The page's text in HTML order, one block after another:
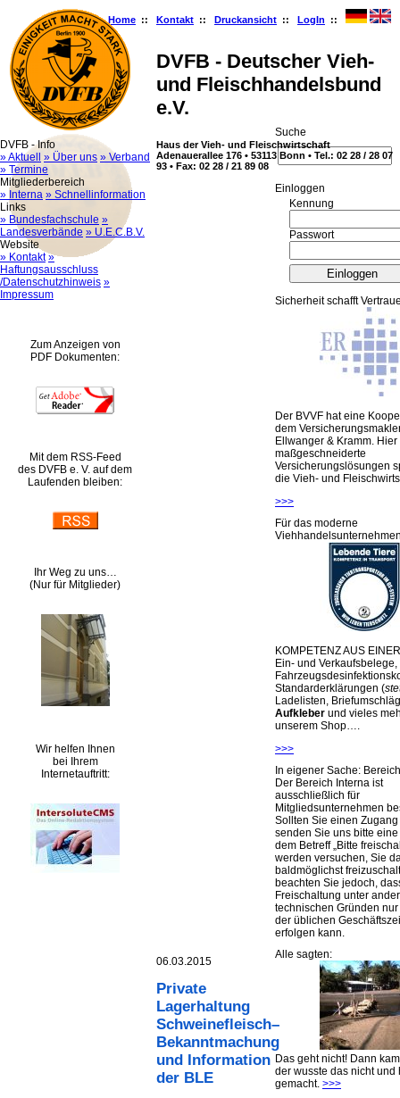
Home :: Kontakt :: Druckansicht :: LogIn ::
DVFB - Deutscher Vieh-
und Fleischhandelsbund
e.V.
Haus der Vieh- und Fleischwirtschaft
Adenauerallee 176 • 53113 Bonn • Tel.: 02 28 / 28 07
93 • Fax: 02 28 / 21 89 08
DVFB - Info
» Aktuell
» Über uns » Verband
» Termine
Mitgliederbereich
» Interna » Schnellinformation
Links
» Bundesfachschule »
Landesverbände » U.E.C.B.V.
Website
» Kontakt »
Haftungsausschluss
/Datenschutzhinweis »
Impressum
Zum Anzeigen von
PDF Dokumenten:
Mit dem RSS-Feed
des DVFB e. V. auf dem
Laufenden bleiben:
Ihr Weg zu uns…
(Nur für Mitglieder)
Wir helfen Ihnen
bei Ihrem
Internetauftritt:
06.03.2015
Private
Lagerhaltung
Schweinefleisch–
Bekanntmachung
und Information
der BLE
Suche
Ein­log­gen
Kennung
Passwort
Sicherheit schafft
Der BVVF hat eine
dem
Ellwanger & Kramm.
maßgeschneiderte
Versicherungslösungen
die Vieh- und
>>>
Für das moderne
KOMPETENZ AUS
Ein- und Verkaufsbelege,
Standarderklärungen (
Ladelisten,
Aufkleber und vieles
unserem Shop….
>>>
In eigener Sache:
Der Bereich Interna ist
ausschließlich für
Mitgliedsunternehmen
Sollten Sie einen
senden Sie uns bitte
dem Betreff „Bitte
werden versuchen, Sie
baldmöglichst
beachten Sie jedoch,
Freischaltung unter
technischen Gründen
der üblichen
erfolgen kann.
Alle sagten:
Das geht nicht! Dann
der wusste das nicht und
gemacht. >>>